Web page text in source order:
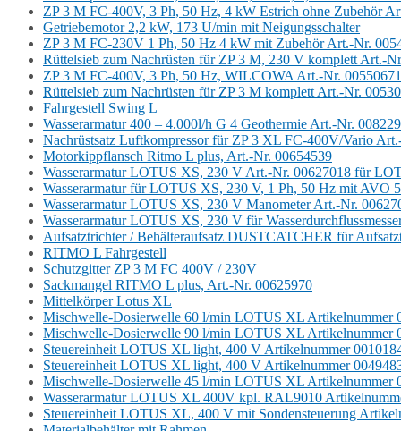
ZP 3 M FC-400V, 3 Ph, 50 Hz, 4 kW Estrich ohne Zubehör
Getriebemotor 2,2 kW, 173 U/min mit Neigungsschalter
ZP 3 M FC-230V 1 Ph, 50 Hz 4 kW mit Zubehör Art.-Nr.
Rüttelsieb zum Nachrüsten für ZP 3 M, 230 V komplett Art.-
ZP 3 M FC-400V, 3 Ph, 50 Hz, WILCOWA Art.-Nr. 00550671
Rüttelsieb zum Nachrüsten für ZP 3 M komplett Art.-Nr.
Fahrgestell Swing L
Wasserarmatur 400 – 4.000l/h G 4 Geothermie Art.-Nr.
Nachrüstsatz Luftkompressor für ZP 3 XL FC-400V/Vario
Motorkippflansch Ritmo L plus, Art.-Nr. 00654539
Wasserarmatur LOTUS XS, 230 V Art.-Nr. 00627018 für
Wasserarmatur für LOTUS XS, 230 V, 1 Ph, 50 Hz mit AVO
Wasserarmatur LOTUS XS, 230 V Manometer Art.-Nr.
Wasserarmatur LOTUS XS, 230 V für
Aufsatztrichter / Behälteraufsatz DUSTCATCHER für
RITMO L Fahrgestell
Schutzgitter ZP 3 M FC 400V / 230V
Sackmangel RITMO L plus, Art.-Nr. 00625970
Mittelkörper Lotus XL
Mischwelle-Dosierwelle 60 l/min LOTUS XL Artikelnummer
Mischwelle-Dosierwelle 90 l/min LOTUS XL Artikelnummer
Steuereinheit LOTUS XL light, 400 V Artikelnummer
Steuereinheit LOTUS XL light, 400 V Artikelnummer
Mischwelle-Dosierwelle 45 l/min LOTUS XL Artikelnummer
Wasserarmatur LOTUS XL 400V kpl. RAL9010
Steuereinheit LOTUS XL, 400 V mit Sondensteuerung